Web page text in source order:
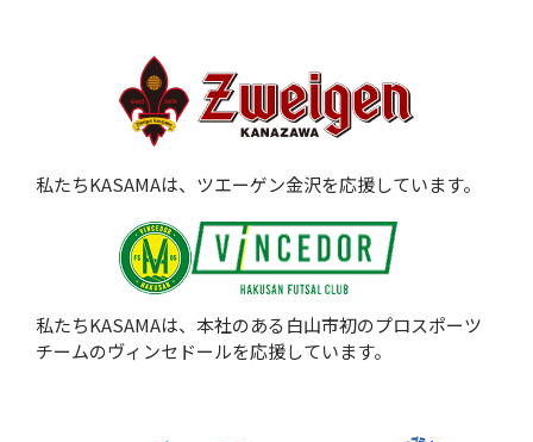
私たちKASAMAは、ツエーゲン金沢を応援しています。
私たちKASAMAは、本社のある白山市初のプロスポーツ
チームのヴィンセドールを応援しています。